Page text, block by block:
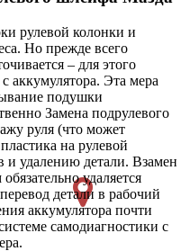
рулевой колонки и
Но прежде всего
– для этого
аккумулятора. Эта мера
подушки
Замена подрулевого
руля (что может
на рулевой
и удалению детали. Взамен
удаляется
детали в рабочий
аккумулятора почти
самодиагностики с